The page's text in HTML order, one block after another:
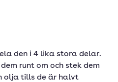
den i 4 lika stora delar.
runt om och stek dem
olja tills de är halvt